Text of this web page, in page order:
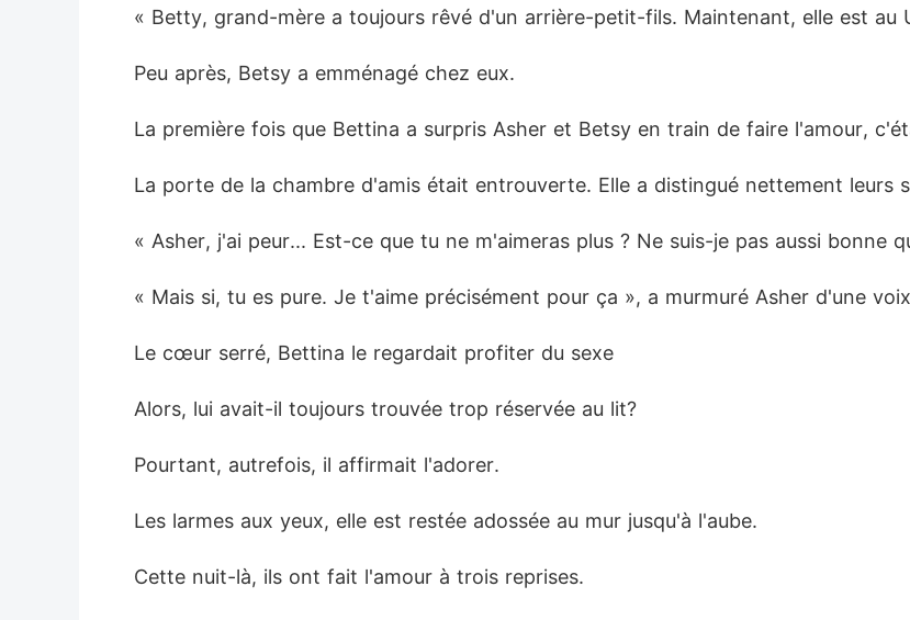
« Betty, grand-mère a toujours rêvé d'un arrière-petit-fils. Maintenant, elle est au
Peu après, Betsy a emménagé chez eux.
La première fois que Bettina a surpris Asher et Betsy en train de faire l'amour,
La porte de la chambre d'amis était entrouverte. Elle a distingué nettement leurs
« Asher, j'ai peur... Est-ce que tu ne m'aimeras plus ? Ne suis-je pas aussi bonne
« Mais si, tu es pure. Je t'aime précisément pour ça », a murmuré Asher d'une
Le cœur serré, Bettina le regardait profiter du sexe
Alors, lui avait-il toujours trouvée trop réservée au lit?
Pourtant, autrefois, il affirmait l'adorer.
Les larmes aux yeux, elle est restée adossée au mur jusqu'à l'aube.
Cette nuit-là, ils ont fait l'amour à trois reprises.